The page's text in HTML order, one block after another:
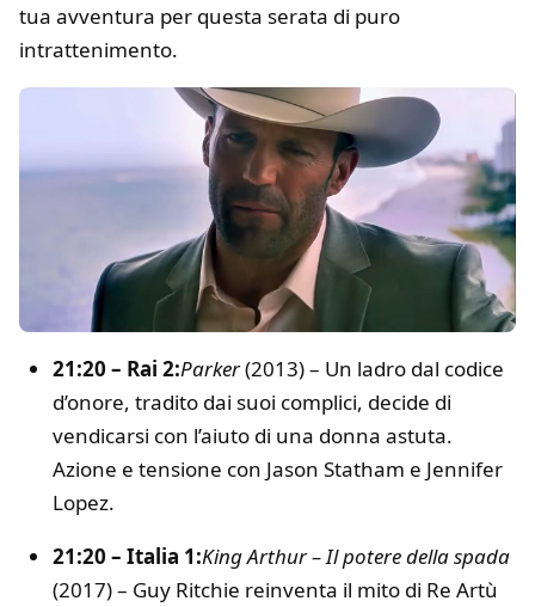
tua avventura per questa serata di puro
intrattenimento.
21:20 – Rai 2:Parker(2013) – Un ladro dal codice
d’onore, tradito dai suoi complici, decide di
vendicarsi con l’aiuto di una donna astuta.
Azione e tensione con Jason Statham e Jennifer
Lopez.
21:20 – Italia 1:King Arthur – Il potere della spada
(2017) – Guy Ritchie reinventa il mito di Re Artù